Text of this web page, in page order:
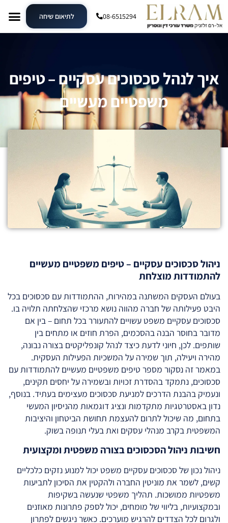
08-6515294 לתיאום שיחה
איך לנהל סכסוכים עסקיים – טיפים
משפטיים מעשיים
ניהול סכסוכים עסקיים – טיפים משפטיים מעשיים
להתמודדות מוצלחת
בעולם העסקים המשתנה במהירות, ההתמודדות עם סכסוכים בכל
היבט פעילותה של חברה מהווה נושא מרכזי שהצלחתה תלויה בו.
סכסוכים עסקיים משפט עשויים להתעורר בכל תחום – בין אם
מדובר בחוסר הבנה בהסכמים, הפרת חוזים או מתחים בין
שותפים. לכן, חיוני לדעת כיצד לנהל קונפליקטים בצורה נבונה,
מהירה ויעילה, תוך שמירה על המשכיות הפעילות העסקית.
במאמר זה נסקור מספר טיפים משפטיים מעשיים להתמודדות עם
סכסוכים, נתמקד בהסדרת זכויות ובשמירה על יחסים תקינים,
ונעמיק בהבנת הדרכים למניעת סכסוכים מעצימים בעתיד. בנוסף,
נדון באסטרטגיות מתקדמות ונציג דוגמאות מהניסיון המעשי
בתחום, מה שיכול לתרום להעצמת תחושת הביטחון והיציבות
המשפטית בקרב מנהלי עסקים ואת בעלי תנופה בשוק.
חשיבות ניהול הסכסוכים בצורה משפטית ומקצועית
ניהול נכון של סכסוכים עסקיים משפט יכול למנוע נזקים כלכליים
קשים, לשמר את מוניטין החברה ולהקטין את הסיכון לתביעות
משפטיות ממושכות. תהליך משפטי שנעשה בשקיפות
ובמקצועיות, בליווי של מומחים, יכול לספק פתרונות מאוזנים
ולגרום לכל הצדדים להרגיש מוערכים. כאשר ניגשים לפתרון